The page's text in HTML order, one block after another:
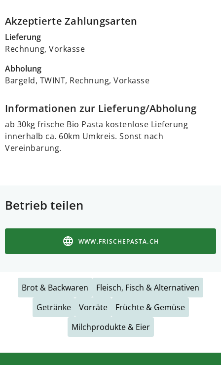
Akzeptierte Zahlungsarten
Lieferung
Rechnung, Vorkasse
Abholung
Bargeld, TWINT, Rechnung, Vorkasse
Informationen zur Lieferung/Abholung
ab 30kg frische Bio Pasta kostenlose Lieferung
innerhalb ca. 60km Umkreis. Sonst nach
Vereinbarung.
Betrieb teilen
WWW.FRISCHEPASTA.CH
Brot & Backwaren
Fleisch, Fisch & Alternativen
Getränke
Vorräte
Früchte & Gemüse
Milchprodukte & Eier